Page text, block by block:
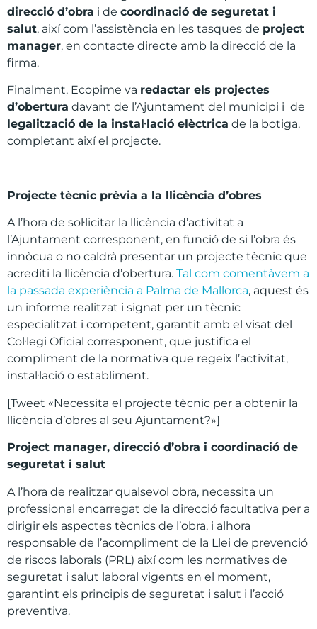
direcció d’obra i de coordinació de seguretat i
salut, així com l’assistència en les tasques de project
manager, en contacte directe amb la direcció de la
firma.
Finalment, Ecopime va redactar els projectes
d’obertura davant de l’Ajuntament del municipi i de
legalització de la instal·lació elèctrica de la botiga,
completant així el projecte.
Projecte tècnic prèvia a la llicència d’obres
A l’hora de sol·licitar la llicència d’activitat a
l’Ajuntament corresponent, en funció de si l’obra és
innòcua o no caldrà presentar un projecte tècnic que
acrediti la llicència d’obertura. Tal com comentàvem a
la passada experiència a Palma de Mallorca, aquest és
un informe realitzat i signat per un tècnic
especialitzat i competent, garantit amb el visat del
Col·legi Oficial corresponent, que justifica el
compliment de la normativa que regeix l’activitat,
instal·lació o establiment.
[Tweet «Necessita el projecte tècnic per a obtenir la
llicència d’obres al seu Ajuntament?»]
Project manager, direcció d’obra i coordinació de
seguretat i salut
A l’hora de realitzar qualsevol obra, necessita un
professional encarregat de la direcció facultativa per a
dirigir els aspectes tècnics de l’obra, i alhora
responsable de l’acompliment de la Llei de prevenció
de riscos laborals (PRL) així com les normatives de
seguretat i salut laboral vigents en el moment,
garantint els principis de seguretat i salut i l’acció
preventiva.